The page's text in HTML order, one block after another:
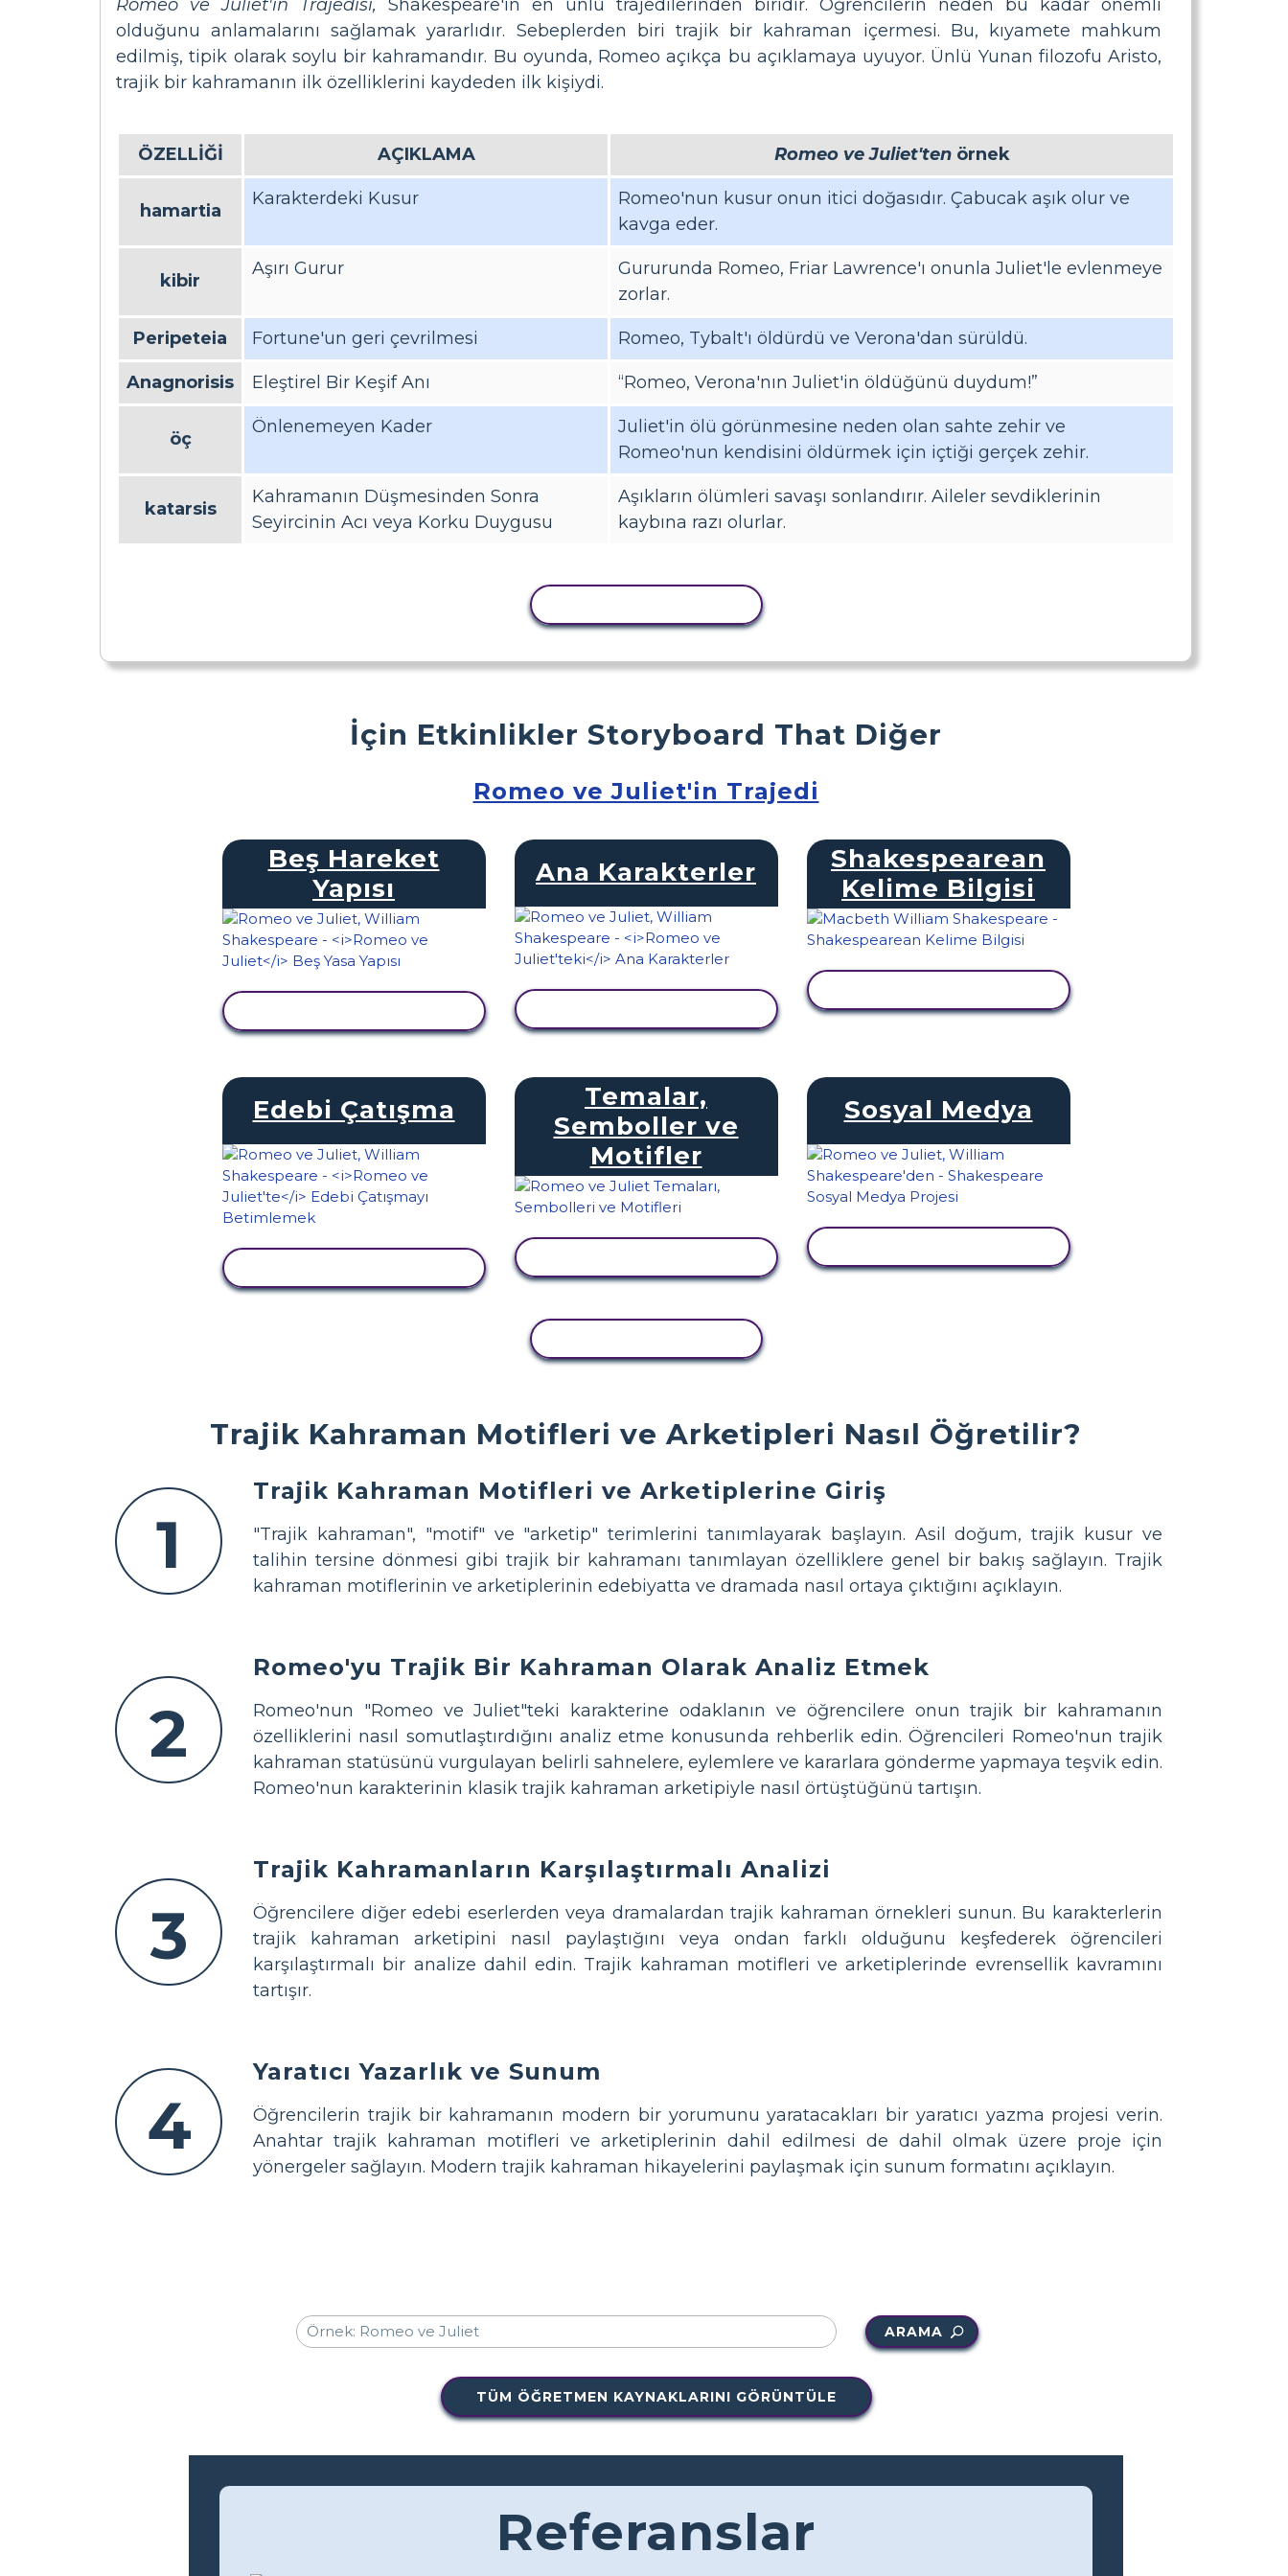
Romeo ve Juliet'in Trajedisi, Shakespeare'in en ünlü trajedilerinden biridir. Öğrencilerin neden bu kadar önemli
olduğunu anlamalarını sağlamak yararlıdır. Sebeplerden biri trajik bir kahraman içermesi. Bu, kıyamete mahkum
edilmiş, tipik olarak soylu bir kahramandır. Bu oyunda, Romeo açıkça bu açıklamaya uyuyor. Ünlü Yunan filozofu Aristo,
trajik bir kahramanın ilk özelliklerini kaydeden ilk kişiydi.
ÖZELLİĞİ AÇIKLAMA Romeo ve Juliet'tenörnek
hamartia
Karakterdeki Kusur
Romeo'nun kusur onun itici doğasıdır. Çabucak aşık olur ve
kavga eder.
kibir
Aşırı Gurur
Gururunda Romeo, Friar Lawrence'ı onunla Juliet'le evlenmeye
zorlar.
Peripeteia Fortune'un geri çevrilmesi Romeo, Tybalt'ı öldürdü ve Verona'dan sürüldü.
Anagnorisis Eleştirel Bir Keşif Anı “Romeo, Verona'nın Juliet'in öldüğünü duydum!”
öç
Önlenemeyen Kader
Juliet'in ölü görünmesine neden olan sahte zehir ve
Romeo'nun kendisini öldürmek için içtiği gerçek zehir.
katarsis
Kahramanın Düşmesinden Sonra
Seyircinin Acı veya Korku Duygusu
Aşıkların ölümleri savaşı sonlandırır. Aileler sevdiklerinin
kaybına razı olurlar.
Trajik Kahraman Motifleri ve Arketipleri Nasıl Öğretilir?
1
Trajik Kahraman Motifleri ve Arketiplerine Giriş
"Trajik kahraman", "motif" ve "arketip" terimlerini tanımlayarak başlayın. Asil doğum, trajik kusur ve
talihin tersine dönmesi gibi trajik bir kahramanı tanımlayan özelliklere genel bir bakış sağlayın. Trajik
kahraman motiflerinin ve arketiplerinin edebiyatta ve dramada nasıl ortaya çıktığını açıklayın.
2
Romeo'yu Trajik Bir Kahraman Olarak Analiz Etmek
Romeo'nun "Romeo ve Juliet"teki karakterine odaklanın ve öğrencilere onun trajik bir kahramanın
özelliklerini nasıl somutlaştırdığını analiz etme konusunda rehberlik edin. Öğrencileri Romeo'nun trajik
kahraman statüsünü vurgulayan belirli sahnelere, eylemlere ve kararlara gönderme yapmaya teşvik edin.
Romeo'nun karakterinin klasik trajik kahraman arketipiyle nasıl örtüştüğünü tartışın.
3
Trajik Kahramanların Karşılaştırmalı Analizi
Öğrencilere diğer edebi eserlerden veya dramalardan trajik kahraman örnekleri sunun. Bu karakterlerin
trajik kahraman arketipini nasıl paylaştığını veya ondan farklı olduğunu keşfederek öğrencileri
karşılaştırmalı bir analize dahil edin. Trajik kahraman motifleri ve arketiplerinde evrensellik kavramını
tartışır.
4
Yaratıcı Yazarlık ve Sunum
Öğrencilerin trajik bir kahramanın modern bir yorumunu yaratacakları bir yaratıcı yazma projesi verin.
Anahtar trajik kahraman motifleri ve arketiplerinin dahil edilmesi de dahil olmak üzere proje için
yönergeler sağlayın. Modern trajik kahraman hikayelerini paylaşmak için sunum formatını açıklayın.
İçin Etkinlikler Storyboard That Diğer
Romeo ve Juliet'in Trajedi
Beş Hareket
Yapısı
Ana Karakterler
Shakespearean
Kelime Bilgisi
Edebi Çatışma
Temalar,
Semboller ve
Motifler
Sosyal Medya
ARAMA
TÜM ÖĞRETMEN KAYNAKLARINI GÖRÜNTÜLE
Referanslar